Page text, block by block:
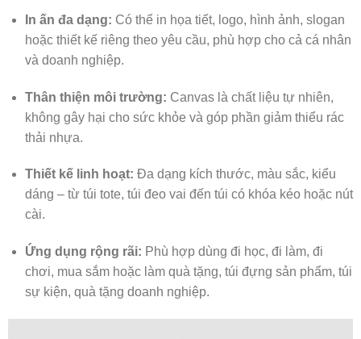
In ấn đa dạng: Có thể in họa tiết, logo, hình ảnh, slogan
hoặc thiết kế riêng theo yêu cầu, phù hợp cho cả cá nhân
và doanh nghiệp.
Thân thiện môi trường: Canvas là chất liệu tự nhiên,
không gây hại cho sức khỏe và góp phần giảm thiểu rác
thải nhựa.
Thiết kế linh hoạt: Đa dạng kích thước, màu sắc, kiểu
dáng – từ túi tote, túi đeo vai đến túi có khóa kéo hoặc nút
cài.
Ứng dụng rộng rãi: Phù hợp dùng đi học, đi làm, đi
chơi, mua sắm hoặc làm quà tặng, túi đựng sản phẩm, túi
sự kiện, quà tặng doanh nghiệp.